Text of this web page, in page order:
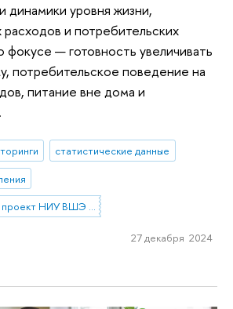
динамики уровня жизни,
и потребительских
фокусе — готовность увеличивать
потребительское поведение на
питание вне дома и
статистические данные
Исследовательский проект НИУ ВШЭ «Экономическое поведение домашних хозяйств»
27 декабря 2024